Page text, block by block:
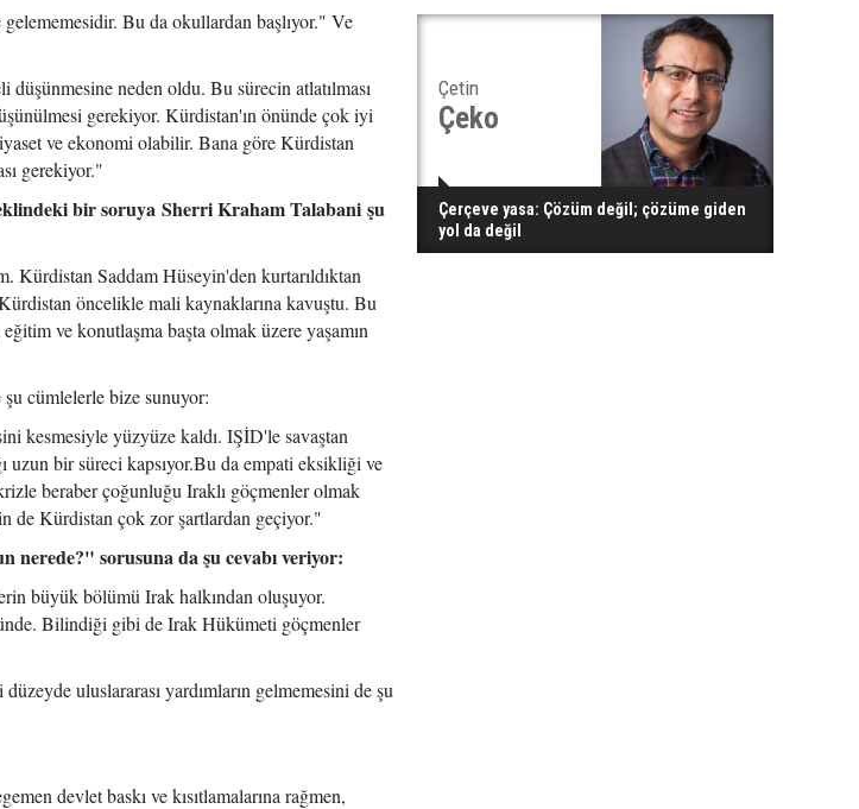
Bu da okullardan başlıyor." Ve
düşünmesine neden oldu. Bu sürecin atlatılması
gerekiyor. Kürdistan'ın önünde çok iyi
ve ekonomi olabilir. Bana göre Kürdistan
gerekiyor."
bir soruya Sherri Kraham Talabani şu
Kürdistan Saddam Hüseyin'den kurtarıldıktan
öncelikle mali kaynaklarına kavuştu. Bu
ve konutlaşma başta olmak üzere yaşamın
cümlelerle bize sunuyor:
kesmesiyle yüzyüze kaldı. IŞİD'le savaştan
uzun bir süreci kapsıyor.Bu da empati eksikliği ve
beraber çoğunluğu Iraklı göçmenler olmak
de Kürdistan çok zor şartlardan geçiyor."
nerede?" sorusuna da şu cevabı veriyor:
büyük bölümü Irak halkından oluşuyor.
Bilindiği gibi de Irak Hükümeti göçmenler
uluslararası yardımların gelmemesini de şu
devlet baskı ve kısıtlamalarına rağmen,
Çetin
Çeko
Çerçeve yasa: Çözüm değil; çözüme giden
yol da değil